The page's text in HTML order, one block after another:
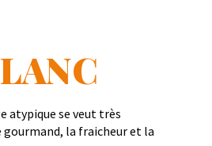
atypique se veut très
gourmand, la fraicheur et la